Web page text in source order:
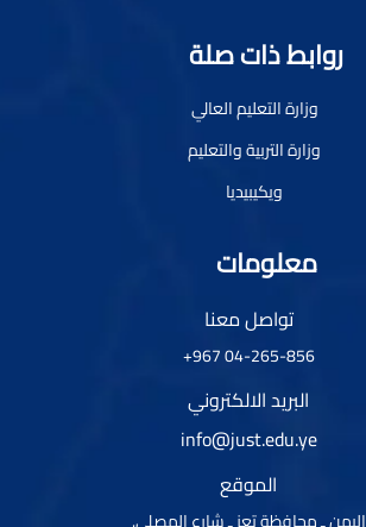
روابط ذات صلة
وزارة التعليم العالي
وزارة التربية والتعليم
ويكيبيديا
معلومات
تواصل معنا
04-265-856 967+
البريد الالكتروني
info@just.edu.ye
الموقع